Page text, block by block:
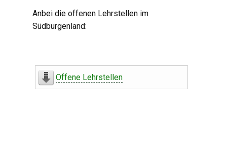
Anbei die offenen Lehrstellen im
Südburgenland:
Offene Lehrstellen